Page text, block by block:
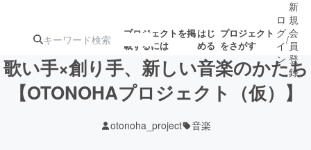
プロジェクトを掲
載するには
はじ
める
プロジェクト
をさがす
ジェクト
募集終了が近いプ
ロジェクト
ロ
グ
イ
ン
/
新
規
会
員
登
録
歌い手×創り手、新しい音楽のかたち
【OTONOHAプロジェクト（仮）】
otonoha_project 音楽